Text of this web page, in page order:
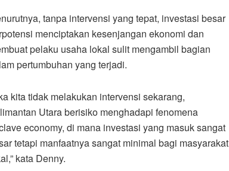
tanpa intervensi yang tepat, investasi besar
menciptakan kesenjangan ekonomi dan
pelaku usaha lokal sulit mengambil bagian
pertumbuhan yang terjadi.
kita tidak melakukan intervensi sekarang,
Utara berisiko menghadapi fenomena
economy, di mana investasi yang masuk sangat
tetapi manfaatnya sangat minimal bagi masyarakat
kata Denny.